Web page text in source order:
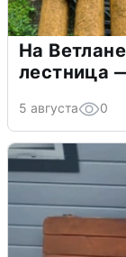
На
лестница
5 августа 0